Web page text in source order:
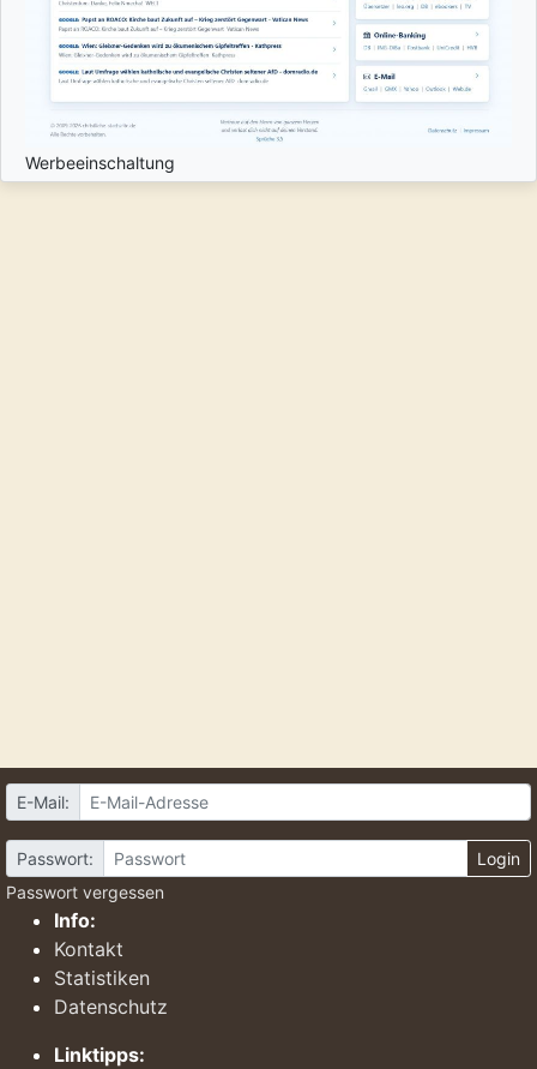
Werbeeinschaltung
E-Mail:
Passwort:
Login
Passwort vergessen
Info:
Kontakt
Statistiken
Datenschutz
Linktipps: